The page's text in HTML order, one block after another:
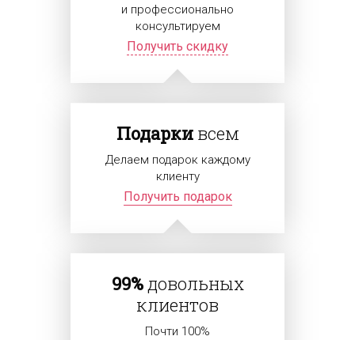
и профессионально
консультируем
Получить скидку
Подаркивсем
Делаем подарок каждому
клиенту
Получить подарок
99%довольных
клиентов
Почти 100%